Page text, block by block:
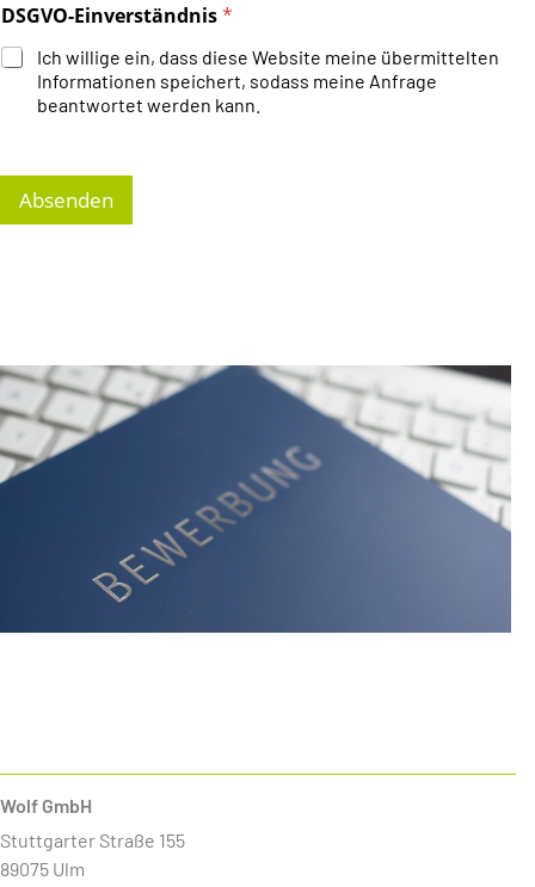
DSGVO-Einverständnis*
Ich willige ein, dass diese Website meine übermittelten
Informationen speichert, sodass meine Anfrage
beantwortet werden kann.
Absenden
Wolf GmbH
Stuttgarter Straße 155
89075 Ulm